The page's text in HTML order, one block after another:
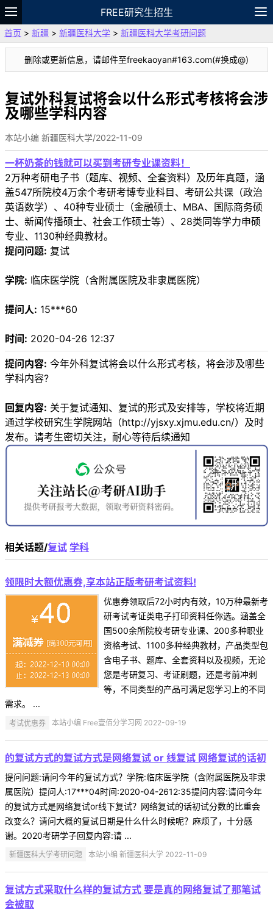
FREE研究生招生
题库
故事 专题 APP 笔记
论坛
VIP
资料
首页 > 新疆 > 新疆医科大学 > 新疆医科大学考研问题
删除或更新信息，请邮件至freekaoyan#163.com(#换成@)
复试外科复试将会以什么形式考核将会涉
及哪些学科内容
本站小编 新疆医科大学/2022-11-09
一杯奶茶的钱就可以买到考研专业课资料！
2万种考研电子书（题库、视频、全套资料）及历年真题，涵
盖547所院校4万余个考研考博专业科目、考研公共课（政治
英语数学）、40种专业硕士（金融硕士、MBA、国际商务硕
士、新闻传播硕士、社会工作硕士等）、28类同等学力申硕
专业、1130种经典教材。
提问问题: 复试
学院: 临床医学院（含附属医院及非隶属医院）
提问人: 15***60
时间: 2020-04-26 12:37
提问内容: 今年外科复试将会以什么形式考核，将会涉及哪些
学科内容?
回复内容: 关于复试通知、复试的形式及安排等，学校将近期
通过学校研究生学院网站（http://yjsxy.xjmu.edu.cn/）及时
发布。请考生密切关注，耐心等待后续通知
相关话题/复试 学科
领限时大额优惠券,享本站正版考研考试资料!
优惠券领取后72小时内有效，10万种最新考
研考试考证类电子打印资料任你选。涵盖全
国500余所院校考研专业课、200多种职业
资格考试、1100多种经典教材，产品类型包
含电子书、题库、全套资料以及视频，无论
您是考研复习、考证刷题，还是考前冲刺
等，不同类型的产品可满足您学习上的不同
需求。 ...
考试优惠券 本站小编 Free壹佰分学习网 2022-09-19
的复试方式的复试方式是网络复试 or 线复试 网络复试的话初
提问问题:请问今年的复试方式？学院:临床医学院（含附属医院及非隶
属医院）提问人:17***04时间:2020-04-2612:35提问内容:请问今年
的复试方式是网络复试or线下复试？网络复试的话初试分数的比重会
改变么？请问大概的复试日期是什么什么时候呢？麻烦了，十分感
谢。2020考研学子回复内容:请 ...
新疆医科大学考研问题 本站小编 新疆医科大学 2022-11-09
复试方式采取什么样的复试方式 要是真的网络复试了那笔试
会被取